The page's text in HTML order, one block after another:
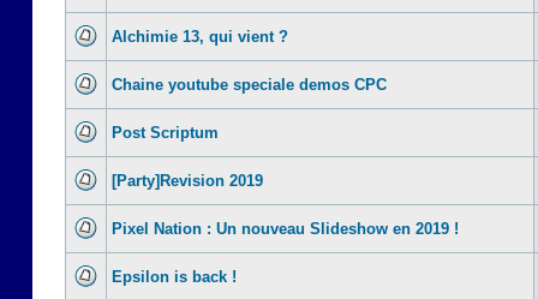
Alchimie 13, qui vient ?
Chaine youtube speciale demos CPC
Post Scriptum
[Party]Revision 2019
Pixel Nation : Un nouveau Slideshow en 2019 !
Epsilon is back !